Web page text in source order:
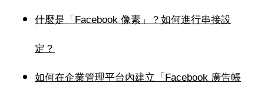
什麼是「Facebook 像素」？如何進行串接設
定？
如何在企業管理平台內建立「Facebook 廣告帳